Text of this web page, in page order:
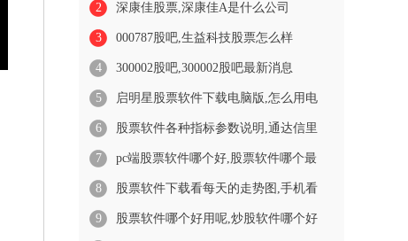
2 深康佳股票,深康佳A是什么公司
3 000787股吧,生益科技股票怎么样
4 300002股吧,300002股吧最新消息
5 启明星股票软件下载电脑版,怎么用电
6 股票软件各种指标参数说明,通达信里
7 pc端股票软件哪个好,股票软件哪个最
8 股票软件下载看每天的走势图,手机看
9 股票软件哪个好用呢,炒股软件哪个好